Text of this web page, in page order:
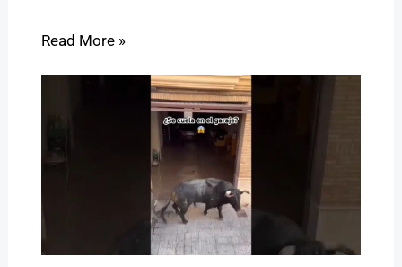
Read More »